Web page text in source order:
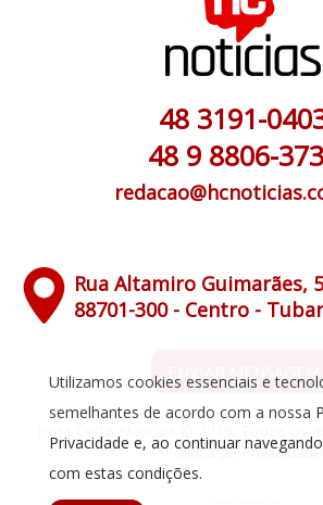
48 3191-
48 9 8806-
Rua Altamiro Guimarães,
88701-300 - Centro -
ENVIAR MENSAGEM
Política de Privacidade
Utilizamos cookies essenciais e
semelhantes de acordo com a nossa
Privacidade e, ao continuar
com estas condições.